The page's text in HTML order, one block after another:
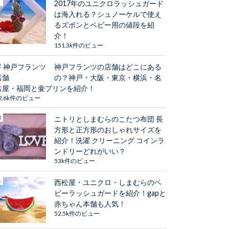
2017年のユニクロラッシュガード
は海入れる？シュノーケルで使え
るズボンとベビー用の値段を紹
介！
151.3k件のビュー
神戸フランツの店舗はどこにある
の？神戸・大阪・東京・横浜・名
屋・福岡と壷プリンを紹介！
件のビュー
ニトリとしまむらのこたつ布団 長
方形と正方形のおしゃれサイズを
紹介！洗濯 クリーニング コインラ
ンドリーどれがいい？
53k件のビュー
西松屋・ユニクロ・しまむらのベ
ビーラッシュガードを紹介！gapと
赤ちゃん本舗も人気！
52.5k件のビュー